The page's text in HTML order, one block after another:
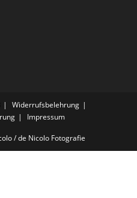
Widerrufsbelehrung
Impressum
/ de Nicolo Fotografie